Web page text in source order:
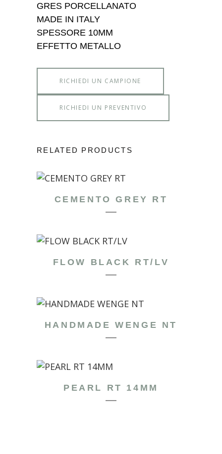
GRES PORCELLANATO
MADE IN ITALY
SPESSORE 10MM
EFFETTO METALLO
RICHIEDI UN CAMPIONE
RICHIEDI UN PREVENTIVO
RELATED PRODUCTS
CEMENTO GREY RT
FLOW BLACK RT/LV
HANDMADE WENGE NT
PEARL RT 14MM